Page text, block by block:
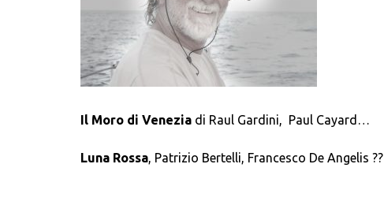
Il Moro di Venezia di Raul Gardini, Paul Cayard…
Luna Rossa, Patrizio Bertelli, Francesco De Angelis ??